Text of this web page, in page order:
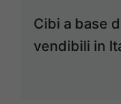
Cibi a base
vendibili in